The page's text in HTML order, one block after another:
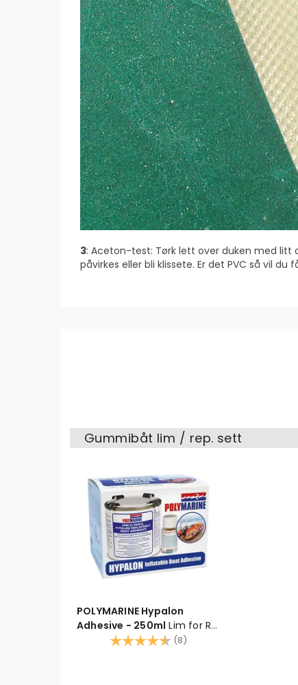
3: Aceton-test: Tørk lett over duken med litt
påvirkes eller bli klissete. Er det PVC så vil
Gummibåt lim / rep. sett
POLYMARINE Hypalon
Adhesive - 250ml Lim for RIB
og Gummibåt - Hypalon
Karakter: (8)